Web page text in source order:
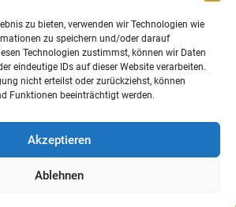
zu bieten, verwenden wir Technologien wie
zu speichern und/oder darauf
Technologien zustimmst, können wir Daten
eindeutige IDs auf dieser Website verarbeiten.
nicht erteilst oder zurückziehst, können
Funktionen beeinträchtigt werden.
Akzeptieren
Ablehnen
Sitemap